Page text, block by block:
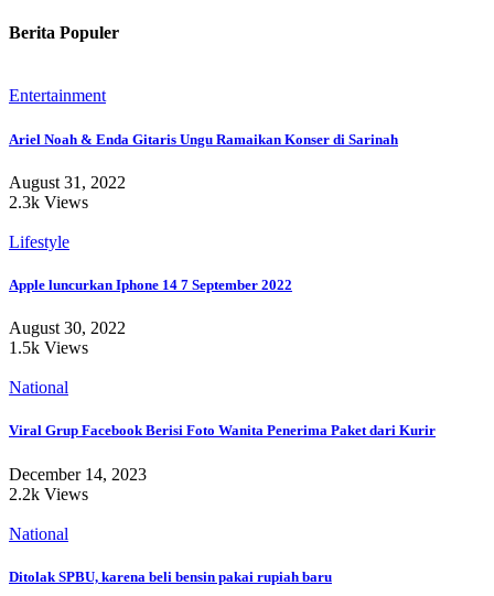
Berita Populer
Entertainment
Ariel Noah & Enda Gitaris Ungu Ramaikan Konser di Sarinah
August 31, 2022
2.3k Views
Lifestyle
Apple luncurkan Iphone 14 7 September 2022
August 30, 2022
1.5k Views
National
Viral Grup Facebook Berisi Foto Wanita Penerima Paket dari Kurir
December 14, 2023
2.2k Views
National
Ditolak SPBU, karena beli bensin pakai rupiah baru